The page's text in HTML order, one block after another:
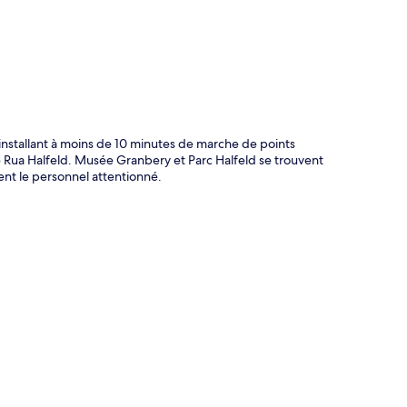
à moins de 10 minutes de marche de points
Halfeld. Musée Granbery et Parc Halfeld se trouvent
le personnel attentionné.